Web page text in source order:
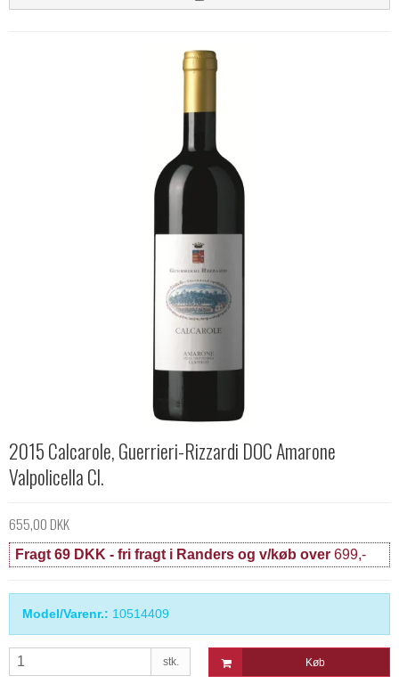
2015 Calcarole, Guerrieri-Rizzardi DOC Amarone
Valpolicella Cl.
655,00 DKK
Fragt 69 DKK - fri fragt i Randers og v/køb over 699,-
Model/Varenr.: 10514409
stk. Køb